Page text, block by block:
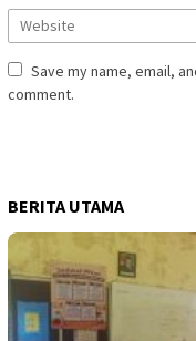
Save my name, email,
comment.
BERITA UTAMA